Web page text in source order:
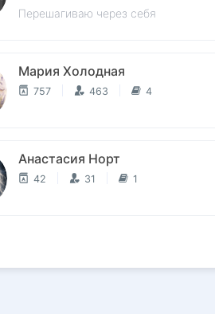
Перешагиваю через себя
Мария Холодная
757 463 4
Анастасия Норт
42 31 1